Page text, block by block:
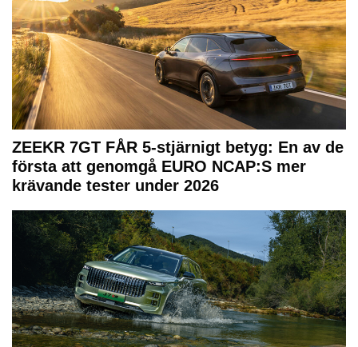
ZEEKR 7GT FÅR 5-stjärnigt betyg: En av de
första att genomgå EURO NCAP:S mer
krävande tester under 2026